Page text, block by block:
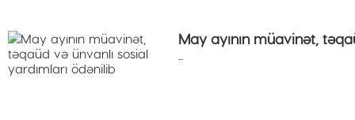
May ayının müavinət,